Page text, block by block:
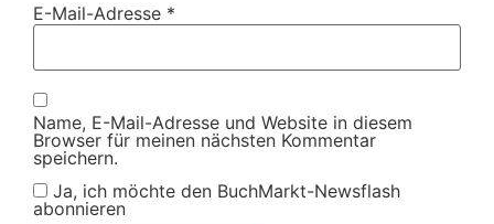
E-Mail-Adresse *
Name, E-Mail-Adresse und Website in diesem
Browser für meinen nächsten Kommentar
speichern.
Ja, ich möchte den BuchMarkt-Newsflash
abonnieren